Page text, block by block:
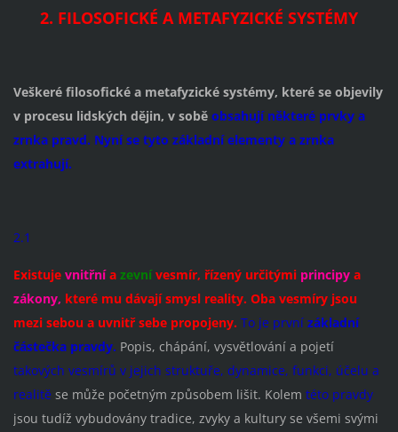
2. FILOSOFICKÉ A METAFYZICKÉ SYSTÉMY
Veškeré filosofické a metafyzické systémy, které se objevily
v procesu lidských dějin, v soběobsahují některé prvky a
zrnka pravd. Nyní se tyto základní elementy a zrnka
extrahují.
2.1
Existuje vnitřní a zevní vesmír, řízený určitými principya
zákony, které mu dávají smysl reality. Oba vesmíry jsou
mezi sebou a uvnitř sebe propojeny. To je první základní
částečka pravdy. Popis, chápání, vysvětlování a pojetí
takových vesmírů v jejich struktuře, dynamice, funkci, účelu a
realitě se může početným způsobem lišit. Kolem této pravdy
jsou tudíž vybudovány tradice, zvyky a kultury se všemi svými